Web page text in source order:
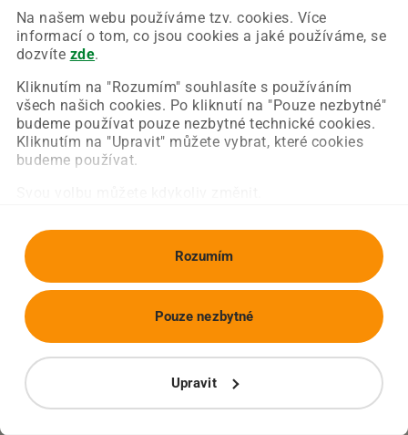
Na našem webu používáme tzv. cookies. Více
informací o tom, co jsou cookies a jaké používáme, se
dozvíte zde.
Kliknutím na "Rozumím" souhlasíte s používáním
všech našich cookies. Po kliknutí na "Pouze nezbytné"
budeme používat pouze nezbytné technické cookies.
Kliknutím na "Upravit" můžete vybrat, které cookies
budeme používat.
Rozumím
Upravit
Pouze nezbytné
Chyba nastala na naší straně a už ji opravujeme.
Zkuste prosím znovu načíst požadovanou stránku.
Obnovit stránku Úvodní strana